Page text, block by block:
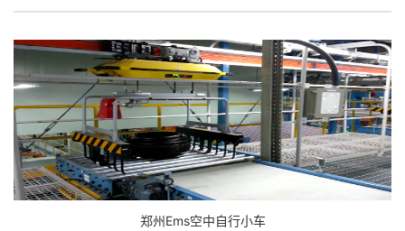
郑州Ems空中自行小车